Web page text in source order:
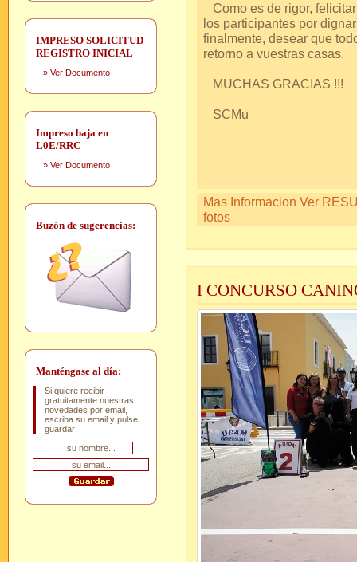
IMPRESO SOLICITUD
REGISTRO INICIAL
» Ver Documento
Impreso baja en
L0E/RRC
» Ver Documento
Buzón de sugerencias:
Manténgase al día:
Si quiere recibir
gratuitamente nuestras
novedades por email,
escriba su email y pulse
guardar:
Como es de rigor,
los participantes por
finalmente, desear que
retorno a vuestras casas.
MUCHAS GRACIAS !!!
SCMu
Mas Informacion Ver
fotos
I CONCURSO